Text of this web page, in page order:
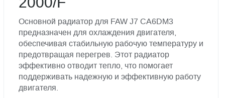
Основной радиатор для FAW J7 CA6DM3
предназначен для охлаждения двигателя,
обеспечивая стабильную рабочую температуру и
предотвращая перегрев. Этот радиатор
эффективно отводит тепло, что помогает
поддерживать надежную и эффективную работу
двигателя.